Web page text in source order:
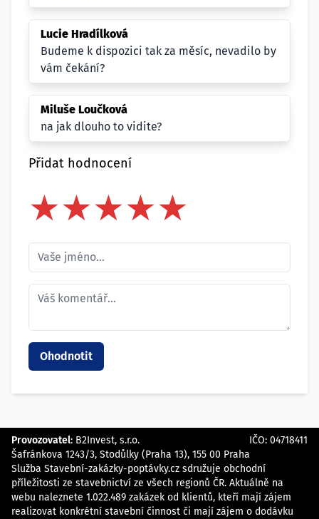
Lucie Hradílková
Budeme k dispozici tak za měsíc, nevadilo by
vám čekání?
Miluše Loučková
na jak dlouho to vidite?
Přidat hodnocení
★
★★
★★★
★★★★
★★★★★
Provozovatel: B2Invest, s.r.o.
IČO: 04718411
Šafránkova 1243/3, Stodůlky (Praha 13), 155 00 Praha
Služba Stavební-zakázky-poptávky.cz sdružuje obchodní
příležitosti ze stavebnictví ze všech regionů ČR. Aktuálně na
webu naleznete 1.022.489 zakázek od klientů, kteří mají zájem
realizovat konkrétní stavební činnost či mají zájem o dodávku